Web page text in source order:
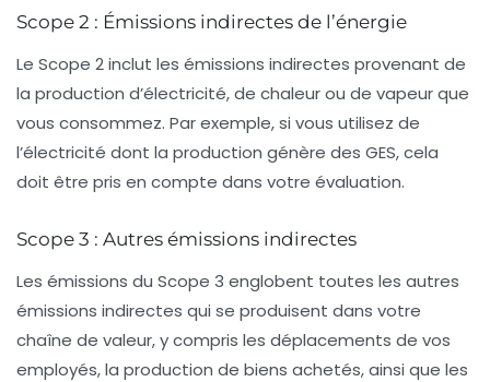
Scope 2 : Émissions indirectes de l’énergie
Le Scope 2inclut les émissions indirectes provenant de
la production d’électricité, de chaleur ou de vapeur que
vous consommez. Par exemple, si vous utilisez de
l’électricité dont la production génère des GES, cela
doit être pris en compte dans votre évaluation.
Scope 3 : Autres émissions indirectes
Les émissions du Scope 3 englobent toutes les autres
émissions indirectes qui se produisent dans votre
chaîne de valeur, y compris les déplacements de vos
employés, la production de biens achetés, ainsi que les